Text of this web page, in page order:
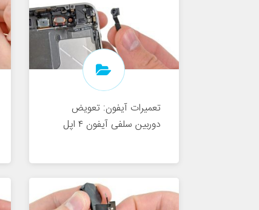
تعمیرات آیفون: تعویض
دوربین سلفی آیفون ۴ اپل